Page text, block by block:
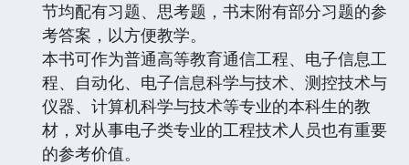
节均配有习题、思考题，书末附有部分习题的参
考答案，以方便教学。
本书可作为普通高等教育通信工程、电子信息工
程、自动化、电子信息科学与技术、测控技术与
仪器、计算机科学与技术等专业的本科生的教
材，对从事电子类专业的工程技术人员也有重要
的参考价值。